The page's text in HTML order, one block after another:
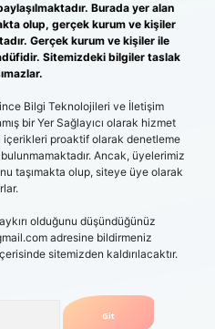
Burada yer alan
olup, gerçek kurum ve kişiler
Gerçek kurum ve kişiler ile
Sitemizdeki bilgiler taslak
Bilgi Teknolojileri ve İletişim
bir Yer Sağlayıcı olarak hizmet
proaktif olarak denetleme
Ancak, üyelerimiz
taşımakta olup, siteye üye olarak
olduğunu düşündüğünüz
adresine bildirmeniz
sitemizden kaldırılacaktır.